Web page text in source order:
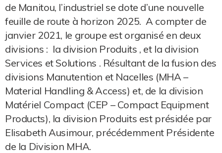
de Manitou, l’industriel se dote d’une nouvelle
feuille de route à horizon 2025. A compter de
janvier 2021, le groupe est organisé en deux
divisions : la division Produits , et la division
Services et Solutions . Résultant de la fusion des
divisions Manutention et Nacelles (MHA –
Material Handling & Access) et, de la division
Matériel Compact (CEP – Compact Equipment
Products), la division Produits est présidée par
Elisabeth Ausimour, précédemment Présidente
de la Division MHA.